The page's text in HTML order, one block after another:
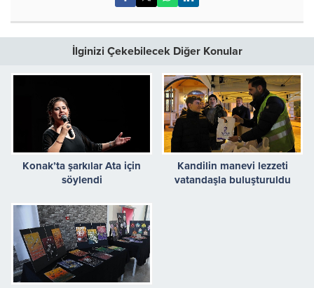
İlginizi Çekebilecek Diğer Konular
Konak’ta şarkılar Ata için
söylendi
Kandilin manevi lezzeti
vatandaşla buluşturuldu